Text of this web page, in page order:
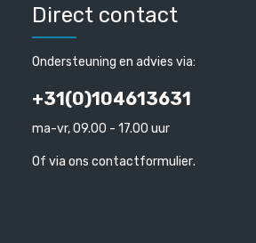
Direct contact
Ondersteuning en advies via:
+31(0)104613631
ma-vr, 09.00 - 17.00 uur
Of via ons contactformulier.